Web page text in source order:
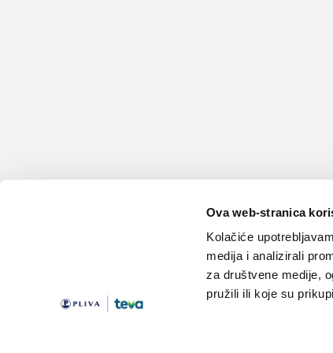
Ova web-stranica
Kolačiće
medija i analizirali
za društvene medije,
pružili ili koje su